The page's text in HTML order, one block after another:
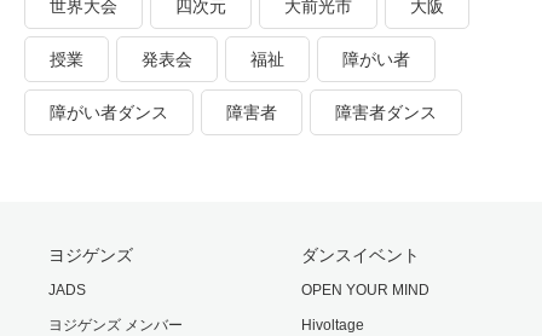
世界大会 四次元 大前光市 大阪
授業 発表会 福祉 障がい者
障がい者ダンス 障害者 障害者ダンス
ヨジゲンズ
JADS
ヨジゲンズ メンバー
ダンスイベント
OPEN YOUR MIND
Hivoltage